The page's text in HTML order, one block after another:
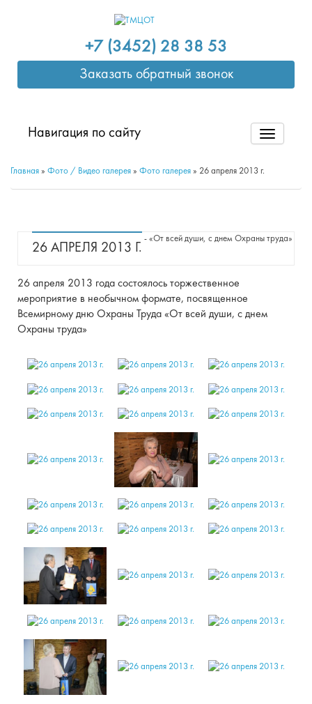
+7 (3452) 28 38 53
Заказать обратный звонок
Навигация по сайту
Главная » Фото / Видео галерея » Фото галерея » 26 апреля 2013 г.
26 АПРЕЛЯ 2013 Г.
- «От всей души, с днем Охраны труда»
26 апреля 2013 года состоялось торжественное
мероприятие в необычном формате, посвященное
Всемирному дню Охраны Труда «От всей души, с днем
Охраны труда»